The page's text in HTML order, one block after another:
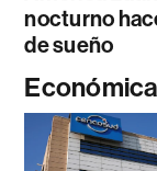
nocturno
de sueño